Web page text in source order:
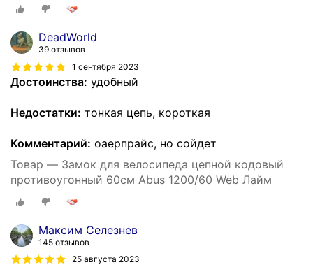
DeadWorld
39 отзывов
1 сентября 2023
Достоинства: удобный
Недостатки: тонкая цепь, короткая
Комментарий: оаерпрайс, но сойдет
Товар — Замок для велосипеда цепной кодовый
противоугонный 60см Abus 1200/60 Web Лайм
Максим Селезнев
145 отзывов
25 августа 2023